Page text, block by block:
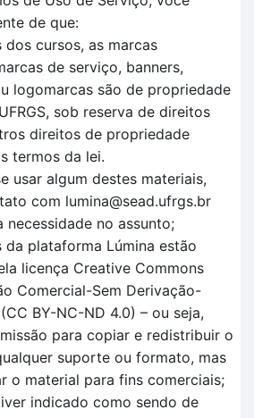
de que:
cursos, as marcas
de serviço, banners,
logomarcas são de propriedade
sob reserva de direitos
direitos de propriedade
termos da lei.
usar algum destes materiais,
com lumina@sead.ufrgs.br
necessidade no assunto;
da plataforma Lúmina estão
licença Creative Commons
Comercial-Sem Derivação-
BY-NC-ND 4.0) – ou seja,
para copiar e redistribuir o
suporte ou formato, mas
o material para fins comerciais;
indicado como sendo de